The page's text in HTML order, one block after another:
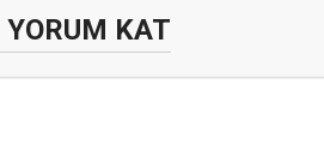
YORUM KAT